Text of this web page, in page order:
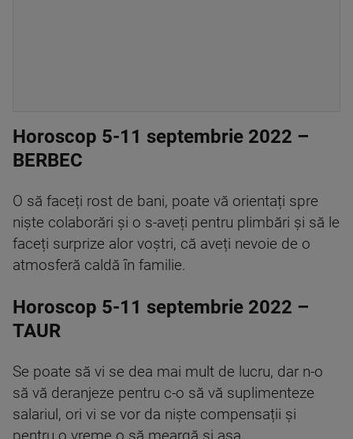
Horoscop 5-11 septembrie 2022 –
BERBEC
O să faceți rost de bani, poate vă orientați spre
niște colaborări și o s-aveți pentru plimbări și să le
faceți surprize alor voștri, că aveți nevoie de o
atmosferă caldă în familie.
Horoscop 5-11 septembrie 2022 –
TAUR
Se poate să vi se dea mai mult de lucru, dar n-o
să vă deranjeze pentru c-o să vă suplimenteze
salariul, ori vi se vor da niște compensații și